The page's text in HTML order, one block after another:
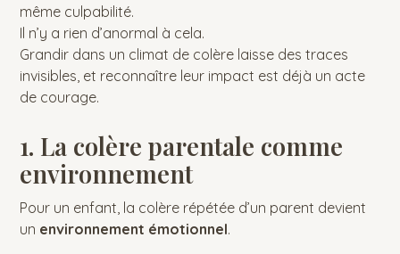
même culpabilité.
Il n’y a rien d’anormal à cela.
Grandir dans un climat de colère laisse des traces
invisibles, et reconnaître leur impact est déjà un acte
de courage.
1. La colère parentale comme
environnement
Pour un enfant, la colère répétée d’un parent devient
un environnement émotionnel.